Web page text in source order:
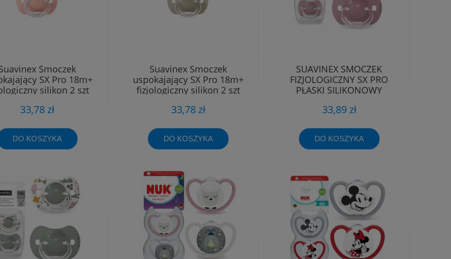
Smoczek
SX Pro 18m+
silikon 2 szt
33,78 zł
DO KOSZYKA
Suavinex Smoczek
uspokajający SX Pro 18m+
fizjologiczny silikon 2 szt
33,78 zł
DO KOSZYKA
SUAVINEX SMOCZEK
FIZJOLOGICZNY SX PRO
PŁASKI SILIKONOWY
33,89 zł
DO KOSZYKA